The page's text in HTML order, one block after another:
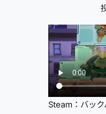
Steam：バッ